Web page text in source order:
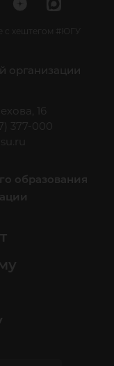
с хештегом #ЮГУ
организации
16
377-000
образования